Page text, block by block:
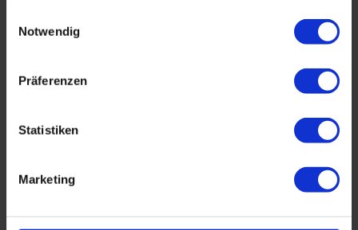
Notwendig
Präferenzen
Statistiken
Marketing
Gruppenarbeit zur Erstellung einer Struktur für ­
Umsetzungsplanung und Auswirkungen auf
den ­Unternehmensalltag